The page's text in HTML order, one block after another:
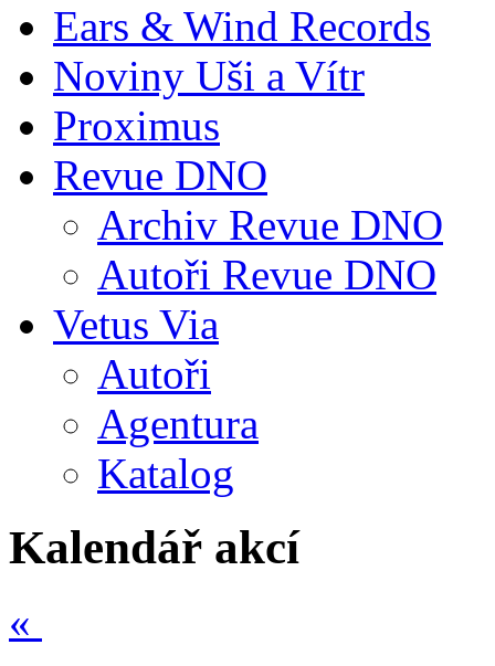
Ears & Wind Records
Noviny Uši a Vítr
Proximus
Revue DNO
Archiv Revue DNO
Autoři Revue DNO
Vetus Via
Autoři
Agentura
Katalog
Kalendář akcí
«